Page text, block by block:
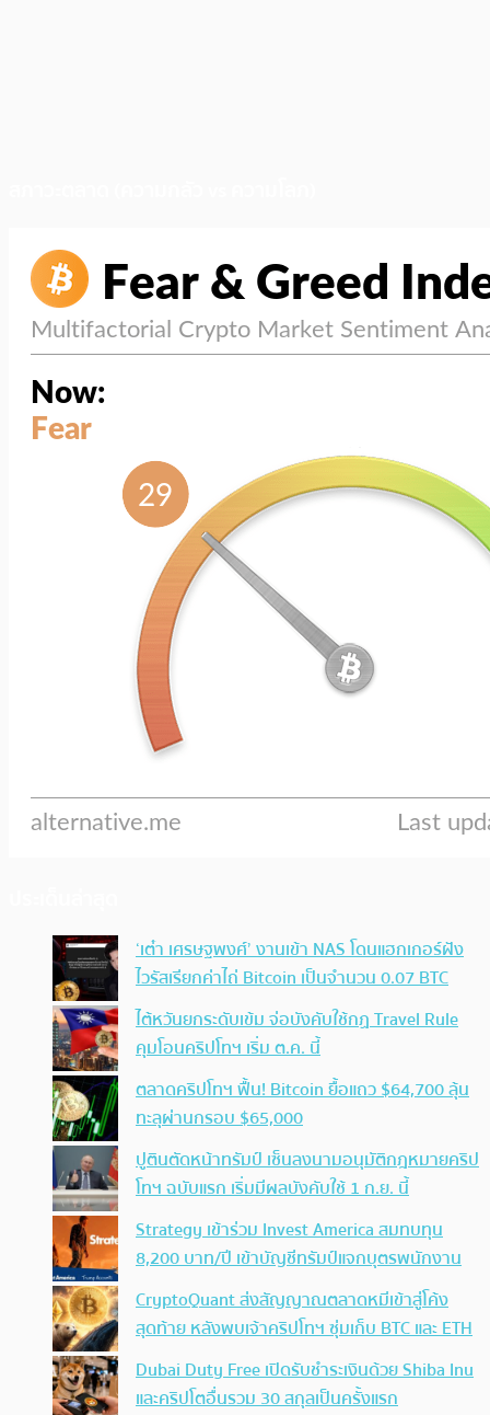
‘เต๋า เศรษฐพงศ์’ งานเข้า NAS โดนแฮกเกอร์ฝัง
ไวรัสเรียกค่าไถ่ Bitcoin เป็นจำนวน 0.07 BTC
ไต้หวันยกระดับเข้ม จ่อบังคับใช้กฏ Travel Rule
คุมโอนคริปโทฯ เริ่ม ต.ค. นี้
ตลาดคริปโทฯ ฟื้น! Bitcoin ยื้อแถว $64,700 ลุ้น
ทะลุผ่านกรอบ $65,000
ปูตินตัดหน้าทรัมป์ เซ็นลงนามอนุมัติกฎหมายคริป
โทฯ ฉบับแรก เริ่มมีผลบังคับใช้ 1 ก.ย. นี้
Strategy เข้าร่วม Invest America สมทบทุน
8,200 บาท/ปี เข้าบัญชีทรัมป์แจกบุตรพนักงาน
CryptoQuant ส่งสัญญาณตลาดหมีเข้าสู่โค้ง
สุดท้าย หลังพบเจ้าคริปโทฯ ซุ่มเก็บ BTC และ ETH
Dubai Duty Free เปิดรับชำระเงินด้วย Shiba Inu
และคริปโตอื่นรวม 30 สกุลเป็นครั้งแรก